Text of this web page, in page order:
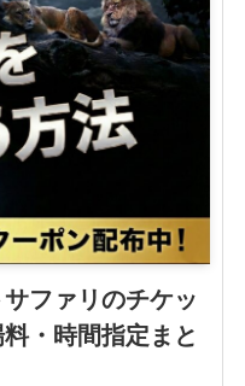
サファリのチケッ
・時間指定まと